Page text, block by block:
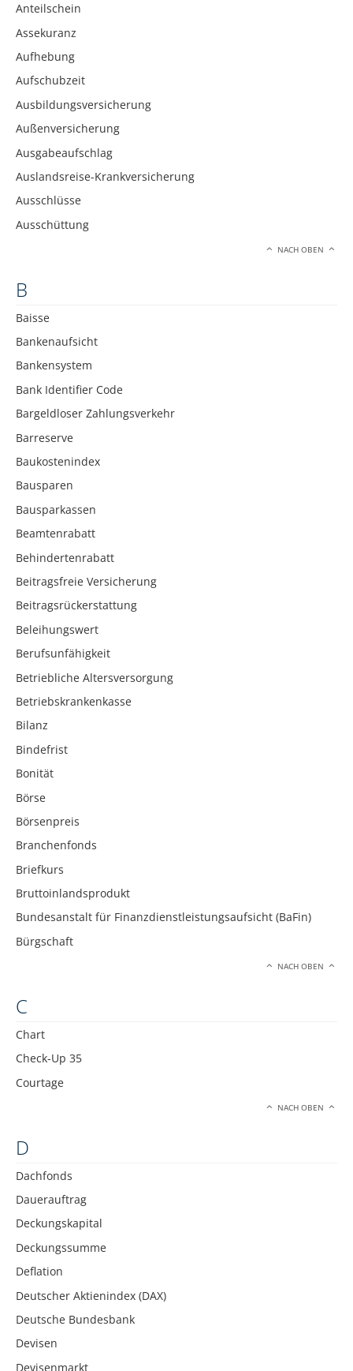
Anteilschein
Assekuranz
Aufhebung
Aufschubzeit
Ausbildungsversicherung
Außenversicherung
Ausgabeaufschlag
Auslandsreise-Krankversicherung
Ausschlüsse
Ausschüttung
NACH OBEN
B
Baisse
Bankenaufsicht
Bankensystem
Bank Identifier Code
Bargeldloser Zahlungsverkehr
Barreserve
Baukostenindex
Bausparen
Bausparkassen
Beamtenrabatt
Behindertenrabatt
Beitragsfreie Versicherung
Beitragsrückerstattung
Beleihungswert
Berufsunfähigkeit
Betriebliche Altersversorgung
Betriebskrankenkasse
Bilanz
Bindefrist
Bonität
Börse
Börsenpreis
Branchenfonds
Briefkurs
Bruttoinlandsprodukt
Bundesanstalt für Finanzdienstleistungsaufsicht (BaFin)
Bürgschaft
NACH OBEN
C
Chart
Check-Up 35
Courtage
NACH OBEN
D
Dachfonds
Dauerauftrag
Deckungskapital
Deckungssumme
Deflation
Deutscher Aktienindex (DAX)
Deutsche Bundesbank
Devisen
Devisenmarkt